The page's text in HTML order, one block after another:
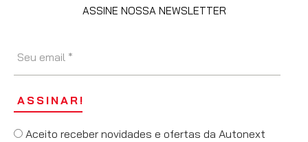
ASSINE NOSSA NEWSLETTER
Aceito receber novidades e ofertas da Autonext